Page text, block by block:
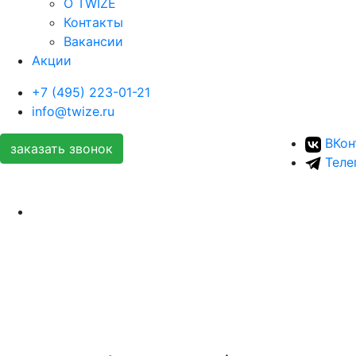
О TWIZE
Контакты
Вакансии
Акции
+7 (495) 223-01-21
info@twize.ru
заказать звонок